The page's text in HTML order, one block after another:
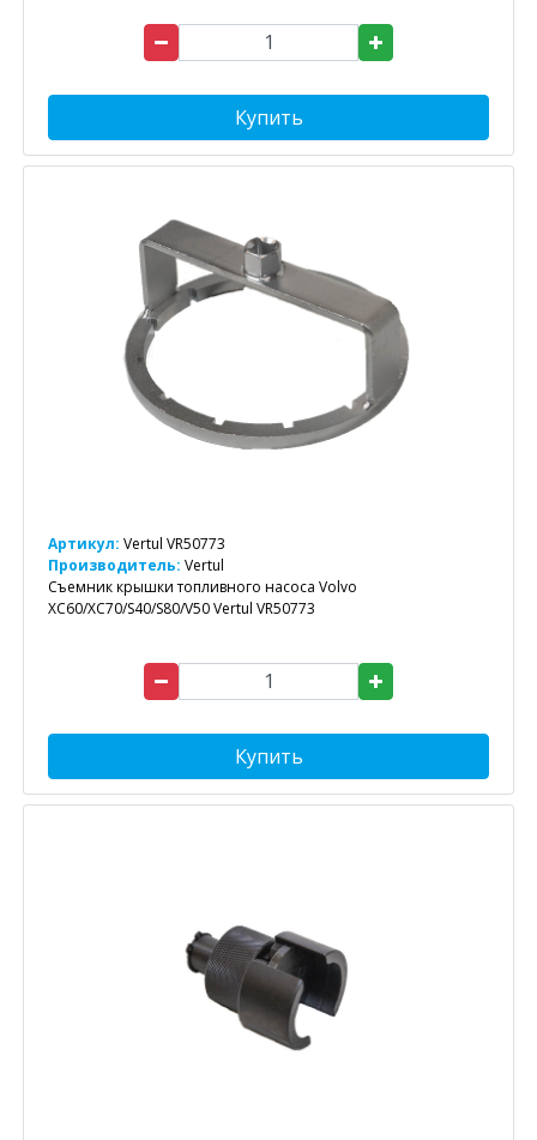
Купить
Артикул: Vertul VR50773
Производитель: Vertul
Съемник крышки топливного насоса Volvo
XC60/XC70/S40/S80/V50 Vertul VR50773
Купить